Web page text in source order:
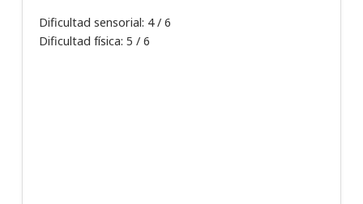
Dificultad sensorial: 4 / 6
Dificultad física: 5 / 6